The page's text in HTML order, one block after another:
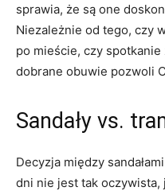
sprawia, ⁣że są one
Niezależnie od tego, czy
po mieście, czy
dobrane⁤ obuwie pozwoli
Sandały vs.
Decyzja między
dni nie jest tak oczywista,